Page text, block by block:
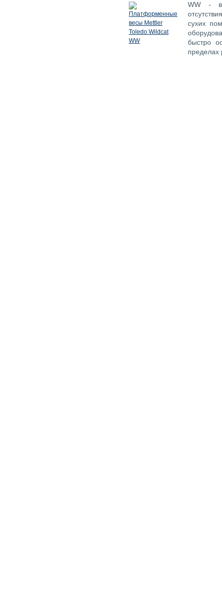
WW -
сухих
быстро
пределах